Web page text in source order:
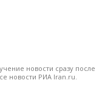
новости сразу после
новости РИА Iran.ru.